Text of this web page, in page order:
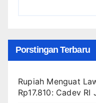
Porstingan Terbaru
Rupiah Menguat
Rp17.810: Cadev